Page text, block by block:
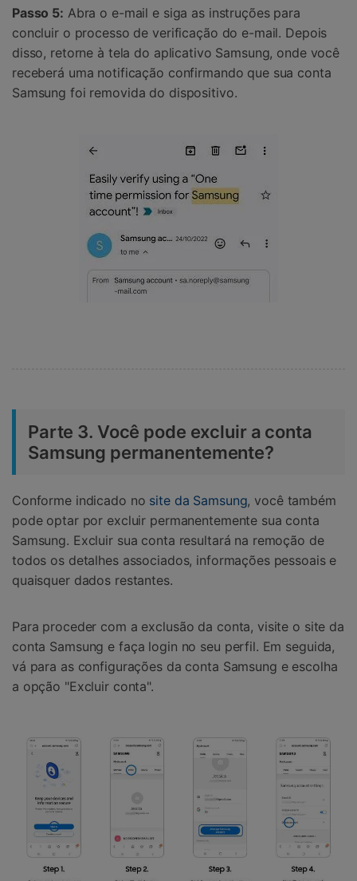
Passo 5: Abra o e-mail e siga as instruções para
concluir o processo de verificação do e-mail. Depois
disso, retorne à tela do aplicativo Samsung, onde você
receberá uma notificação confirmando que sua conta
Samsung foi removida do dispositivo.
Parte 3. Você pode excluir a conta
Samsung permanentemente?
Conforme indicado no site da Samsung, você também
pode optar por excluir permanentemente sua conta
Samsung. Excluir sua conta resultará na remoção de
todos os detalhes associados, informações pessoais e
quaisquer dados restantes.
Para proceder com a exclusão da conta, visite o site da
conta Samsung e faça login no seu perfil. Em seguida,
vá para as configurações da conta Samsung e escolha
a opção "Excluir conta".